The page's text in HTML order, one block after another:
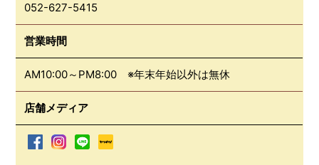
052-627-5415
営業時間
AM10:00～PM8:00 ※年末年始以外は無休
店舗メディア